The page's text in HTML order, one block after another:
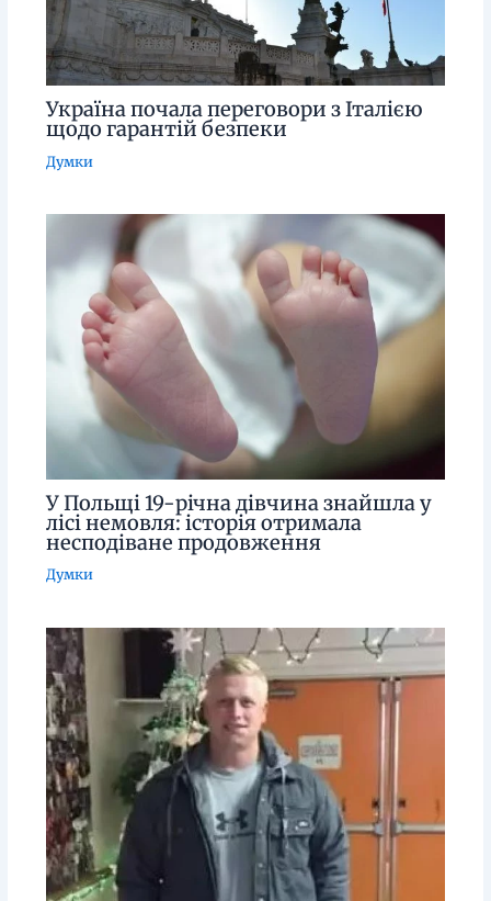
Україна почала переговори з Італією
щодо гарантій безпеки
Думки
У Польщі 19-річна дівчина знайшла у
лісі немовля: історія отримала
несподіване продовження
Думки